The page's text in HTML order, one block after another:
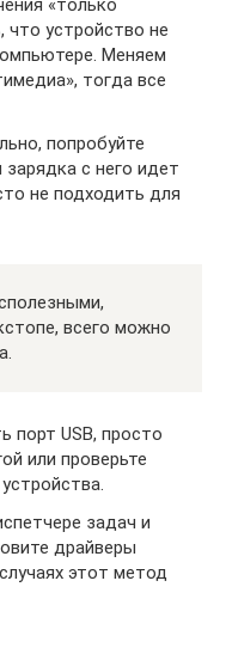
«только
что устройство не
Меняем
тогда все
попробуйте
с него идет
не подходить для
всего можно
порт USB, просто
или проверьте
задач и
драйверы
этот метод